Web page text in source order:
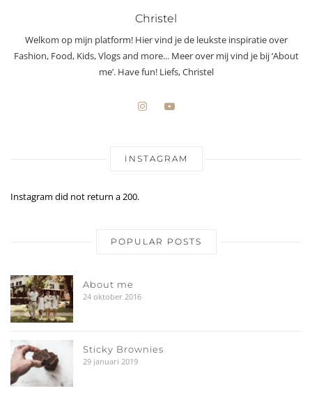
Christel
Welkom op mijn platform! Hier vind je de leukste inspiratie over
Fashion, Food, Kids, Vlogs and more... Meer over mij vind je bij ‘About
me’. Have fun! Liefs, Christel
INSTAGRAM
Instagram did not return a 200.
POPULAR POSTS
About me
24 oktober 2016
Sticky Brownies
29 januari 2019